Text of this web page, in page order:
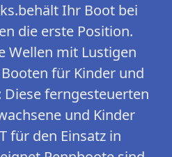
Ihr Boot bei
die erste Position.
Wellen mit Lustigen
für Kinder und
Diese ferngesteuerten
und Kinder
für den Einsatz in